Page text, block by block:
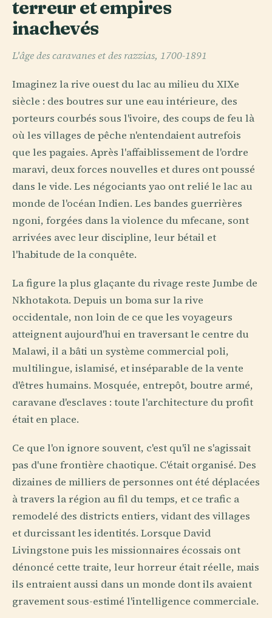
terreur et empires
inachevés
L'âge des caravanes et des razzias, 1700-1891
Imaginez la rive ouest du lac au milieu du XIXe
siècle : des boutres sur une eau intérieure, des
porteurs courbés sous l'ivoire, des coups de feu là
où les villages de pêche n'entendaient autrefois
que les pagaies. Après l'affaiblissement de l'ordre
maravi, deux forces nouvelles et dures ont poussé
dans le vide. Les négociants yao ont relié le lac au
monde de l'océan Indien. Les bandes guerrières
ngoni, forgées dans la violence du mfecane, sont
arrivées avec leur discipline, leur bétail et
l'habitude de la conquête.
La figure la plus glaçante du rivage reste Jumbe de
Nkhotakota. Depuis un boma sur la rive
occidentale, non loin de ce que les voyageurs
atteignent aujourd'hui en traversant le centre du
Malawi, il a bâti un système commercial poli,
multilingue, islamisé, et inséparable de la vente
d'êtres humains. Mosquée, entrepôt, boutre armé,
caravane d'esclaves : toute l'architecture du profit
était en place.
Ce que l'on ignore souvent, c'est qu'il ne s'agissait
pas d'une frontière chaotique. C'était organisé. Des
dizaines de milliers de personnes ont été déplacées
à travers la région au fil du temps, et ce trafic a
remodelé des districts entiers, vidant des villages
et durcissant les identités. Lorsque David
Livingstone puis les missionnaires écossais ont
dénoncé cette traite, leur horreur était réelle, mais
ils entraient aussi dans un monde dont ils avaient
gravement sous-estimé l'intelligence commerciale.